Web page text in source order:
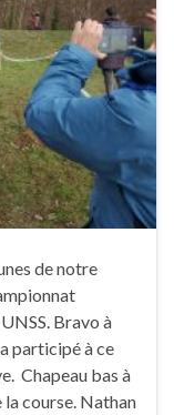
de notre
Bravo à
participé à ce
Chapeau bas à
course. Nathan